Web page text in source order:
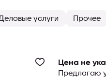
услуги Прочее
Цена не
Предлагаю